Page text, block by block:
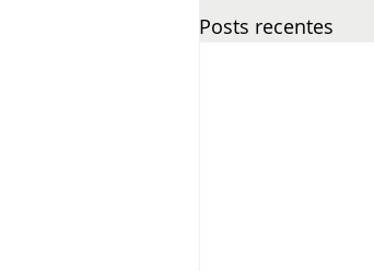
Posts recentes